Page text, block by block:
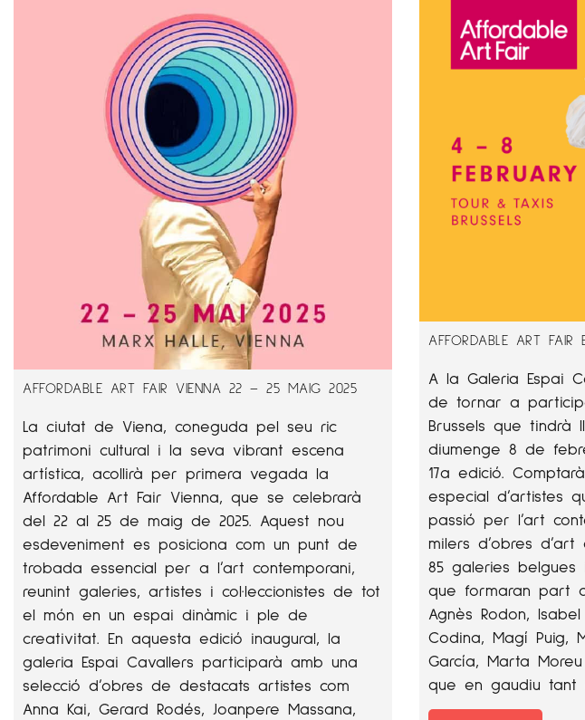
AFFORDABLE ART
A la Galeria Espai
de tornar a
Brussels que tindrà
diumenge 8 de
17a edició.
especial d’artistes
passió per l’art
milers d’obres
85 galeries belgues
que formaran part
Agnès Rodon,
Codina, Magí Puig,
García, Marta
que en gaudiu tant
AFFORDABLE ART FAIR VIENNA 22 – 25 MAIG 2025
La ciutat de Viena, coneguda pel seu ric
patrimoni cultural i la seva vibrant escena
artística, acollirà per primera vegada la
Affordable Art Fair Vienna, que se celebrarà
del 22 al 25 de maig de 2025. Aquest nou
esdeveniment es posiciona com un punt de
trobada essencial per a l’art contemporani,
reunint galeries, artistes i col·leccionistes de tot
el món en un espai dinàmic i ple de
creativitat. En aquesta edició inaugural, la
galeria Espai Cavallers participarà amb una
selecció d’obres de destacats artistes com
Anna Kai, Gerard Rodés, Joanpere Massana,